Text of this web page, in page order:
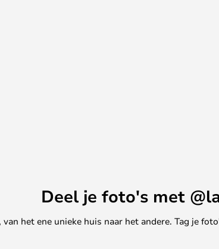
Deel je foto's met
het ene unieke huis naar het andere. Tag je